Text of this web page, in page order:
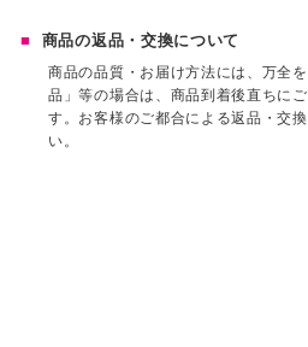
商品の返品・交換について
商品の品質・お届け方法には、万全
品」等の場合は、商品到着後直ちに
す。お客様のご都合による返品・交
い。